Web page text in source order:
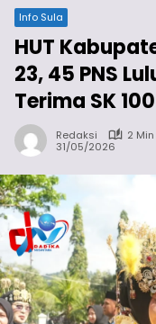
Info Sula
HUT
23, 45 PNS
Terima SK 100
Redaksi
2
31/05/2026